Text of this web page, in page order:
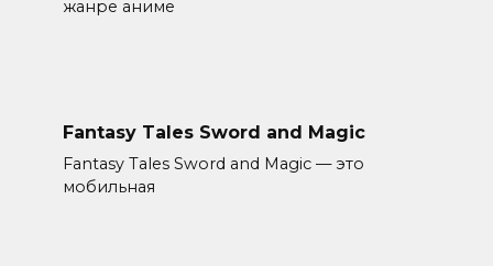
жанре аниме
Fantasy Tales Sword and Magic
Fantasy Tales Sword and Magic — это
мобильная